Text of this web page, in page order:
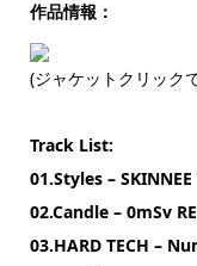
作品情報：
(ジャケットクリック
Track List:
01.Styles –
02.Candle – 0mSv
03.HARD TECH –